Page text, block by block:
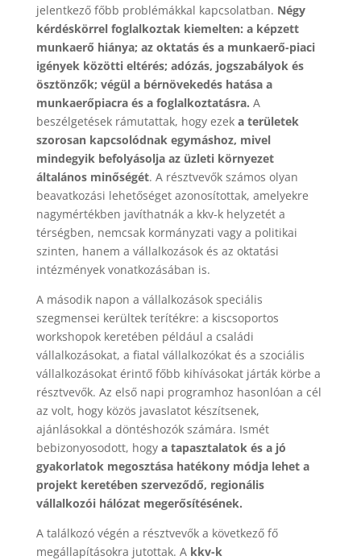
jelentkező főbb problémákkal kapcsolatban. Négy
kérdéskörrel foglalkoztak kiemelten: a képzett
munkaerő hiánya; az oktatás és a munkaerő-piaci
igények közötti eltérés; adózás, jogszabályok és
ösztönzők; végül a bérnövekedés hatása a
munkaerőpiacra és a foglalkoztatásra. A
beszélgetések rámutattak, hogy ezek a területek
szorosan kapcsolódnak egymáshoz, mivel
mindegyik befolyásolja az üzleti környezet
általános minőségét. A résztvevők számos olyan
beavatkozási lehetőséget azonosítottak, amelyekre
nagymértékben javíthatnák a kkv-k helyzetét a
térségben, nemcsak kormányzati vagy a politikai
szinten, hanem a vállalkozások és az oktatási
intézmények vonatkozásában is.
A második napon a vállalkozások speciális
szegmensei kerültek terítékre: a kiscsoportos
workshopok keretében például a családi
vállalkozásokat, a fiatal vállalkozókat és a szociális
vállalkozásokat érintő főbb kihívásokat járták körbe a
résztvevők. Az első napi programhoz hasonlóan a cél
az volt, hogy közös javaslatot készítsenek,
ajánlásokkal a döntéshozók számára. Ismét
bebizonyosodott, hogy a tapasztalatok és a jó
gyakorlatok megosztása hatékony módja lehet a
projekt keretében szerveződő, regionális
vállalkozói hálózat megerősítésének.
A találkozó végén a résztvevők a következő fő
megállapításokra jutottak. A kkv-k